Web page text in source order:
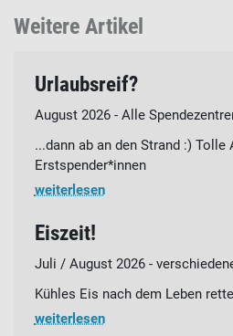
Weitere Artikel
Urlaubsreif?
August 2026 - Alle
...dann ab an den Strand :) Tolle
Erstspender*innen
weiterlesen
Eiszeit!
Juli / August 2026 -
Kühles Eis nach dem Leben
weiterlesen